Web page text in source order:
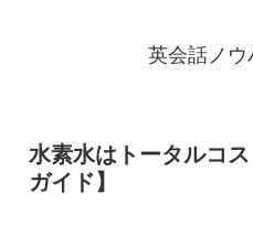
英会話ノウ
水素水はトータルコ
ガイド】